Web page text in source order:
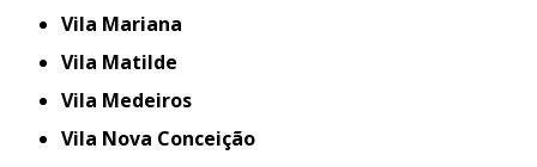
Vila Mariana
Vila Matilde
Vila Medeiros
Vila Nova Conceição